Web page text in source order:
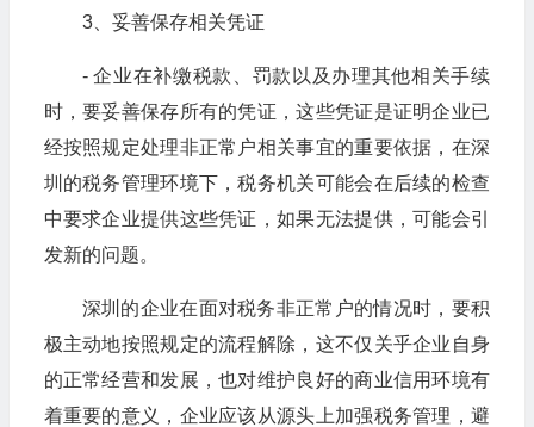
3、妥善保存相关凭证
- 企业在补缴税款、罚款以及办理其他相关手续
时，要妥善保存所有的凭证，这些凭证是证明企业已
经按照规定处理非正常户相关事宜的重要依据，在深
圳的税务管理环境下，税务机关可能会在后续的检查
中要求企业提供这些凭证，如果无法提供，可能会引
发新的问题。
深圳的企业在面对税务非正常户的情况时，要积
极主动地按照规定的流程解除，这不仅关乎企业自身
的正常经营和发展，也对维护良好的商业信用环境有
着重要的意义，企业应该从源头上加强税务管理，避